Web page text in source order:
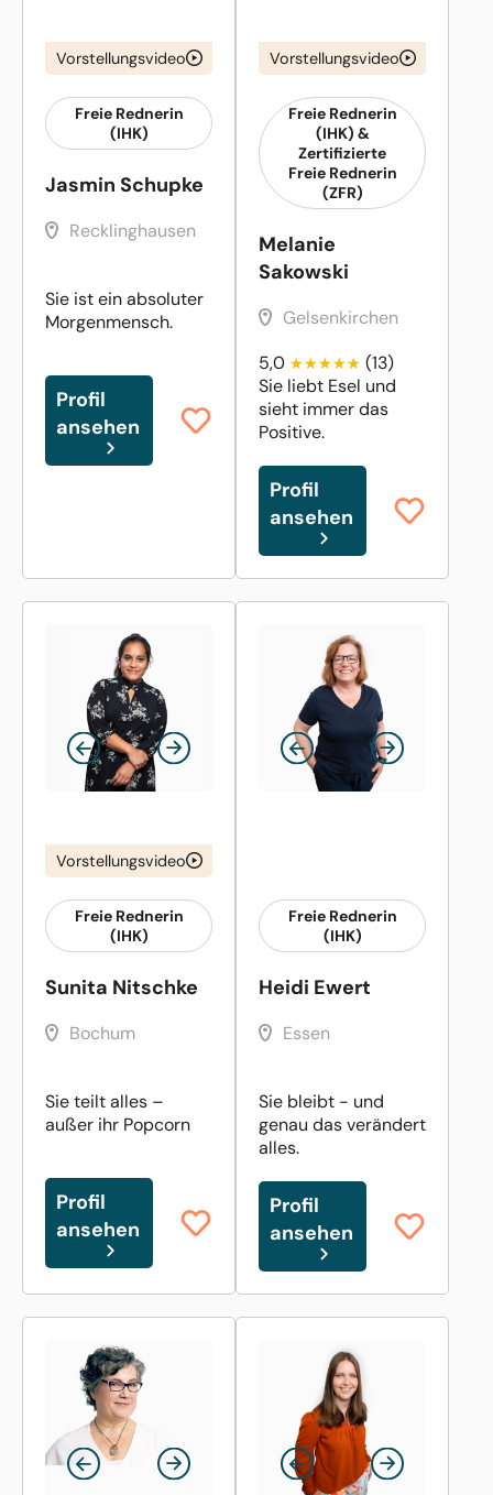
Vorstellungsvideo
Freie Rednerin
(IHK)
Jasmin Schupke
Recklinghausen
Sie ist ein absoluter
Morgenmensch.
Profil
ansehen
Vorstellungsvideo
Freie Rednerin
(IHK) &
Zertifizierte
Freie Rednerin
(ZFR)
Melanie
Sakowski
Gelsenkirchen
5,0
(13)
Sie liebt Esel und
sieht immer das
Positive.
Profil
ansehen
Vorstellungsvideo
Freie Rednerin
(IHK)
Sunita Nitschke
Bochum
Sie teilt alles –
außer ihr Popcorn
Profil
ansehen
Freie Rednerin
(IHK)
Heidi Ewert
Essen
Sie bleibt - und
genau das verändert
alles.
Profil
ansehen